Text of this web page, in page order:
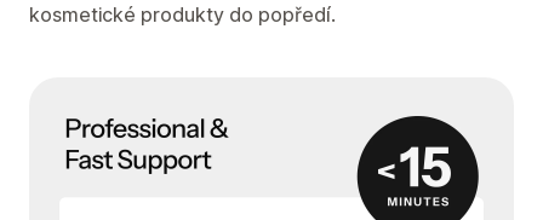
kosmetické produkty do popředí.